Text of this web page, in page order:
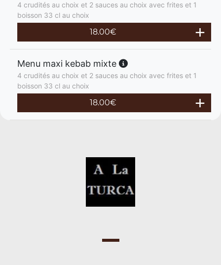
4 crudités au choix et 2 sauces au choix avec frites et 1
boisson 33 cl au choix
18.00€
Menu maxi kebab mixte
4 crudités au choix et 2 sauces au choix avec frites et 1
boisson 33 cl au choix
18.00€